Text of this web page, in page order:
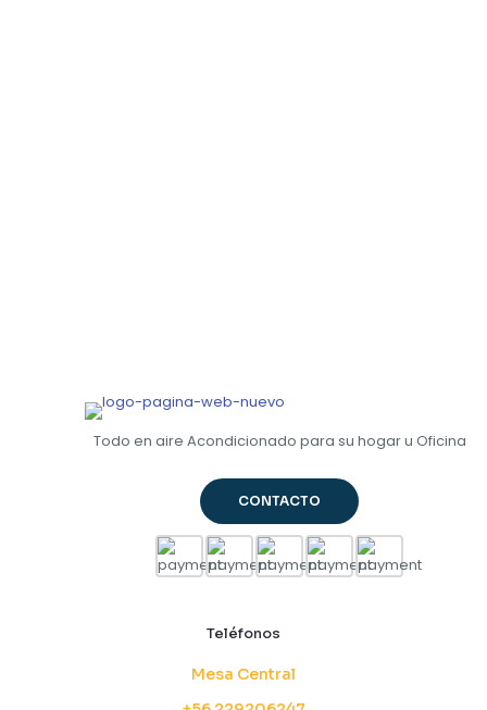
Todo en aire Acondicionado para su hogar u Oficina
CONTACTO
Teléfonos
Mesa Central